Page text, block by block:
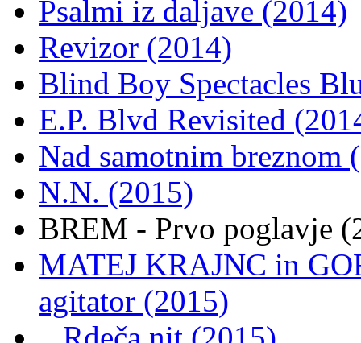
Psalmi iz daljave (2014)
Revizor (2014)
Blind Boy Spectacles
E.P. Blvd Revisited
Nad samotnim breznom
N.N. (2015)
BREM - Prvo poglavje
MATEJ KRAJNC in
agitator (2015)